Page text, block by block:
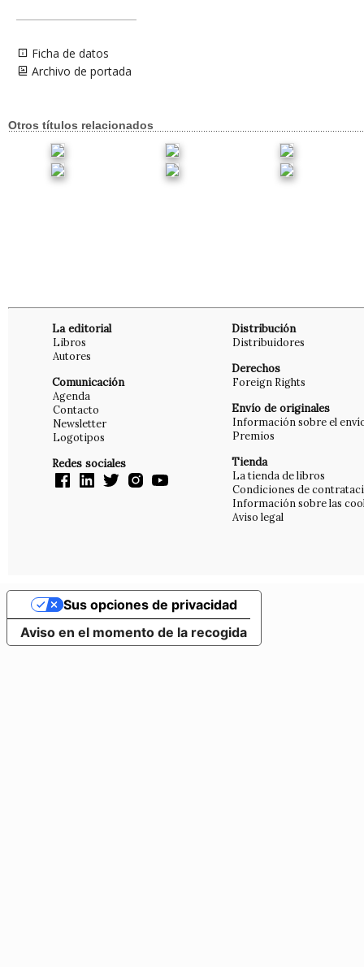
Ficha de datos
Archivo de portada
Otros títulos relacionados
La editorial
Libros
Autores
Comunicación
Agenda
Contacto
Newsletter
Logotipos
Redes sociales
Distribución
Distribuidores
Derechos
Foreign Rights
Envío de originales
Información sobre el
Premios
Tienda
La tienda de libros
Condiciones de
Información sobre las
Aviso legal
Aviso en el momento de la recogida
Sus opciones de privacidad